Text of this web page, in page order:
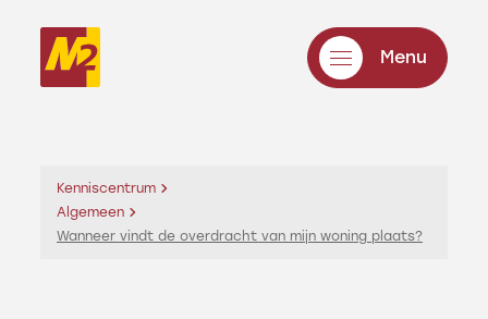
Menu
Kenniscentrum
Algemeen
Wanneer vindt de overdracht van mijn woning plaats?